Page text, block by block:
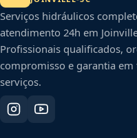
Serviços hidráulicos
atendimento 24h em
Profissionais qualificados,
compromisso e garantia em
serviços.